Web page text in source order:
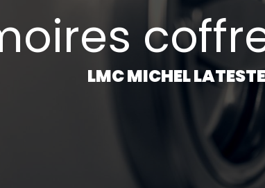
LMC MICHEL LATESTE